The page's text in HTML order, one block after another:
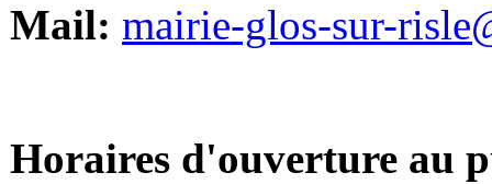
Mail: mairie-glos-sur-
Horaires d'ouverture au